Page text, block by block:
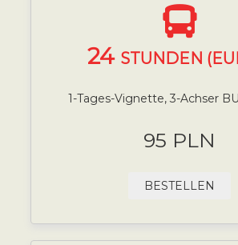
24 STUNDEN
1-Tages-Vignette, 3-Achser
95 PLN
BESTELLEN